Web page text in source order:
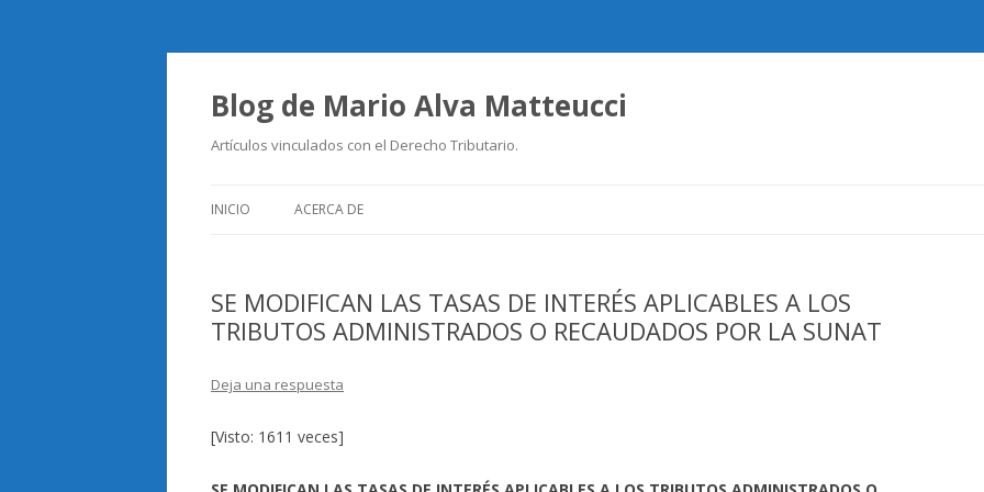
Blog de Mario Alva Matteucci
Artículos vinculados con el Derecho Tributario.
INICIO ACERCA DE
SE MODIFICAN LAS TASAS DE INTERÉS APLICABLES A LOS
TRIBUTOS ADMINISTRADOS O RECAUDADOS POR LA SUNAT
Deja una respuesta
[Visto: 1611 veces]